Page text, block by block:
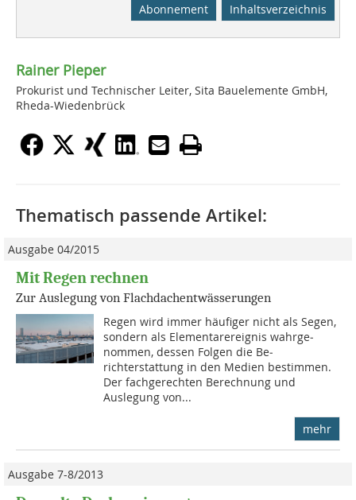
Abonnement Inhaltsverzeichnis
Rainer Pieper
Prokurist und Technischer Leiter, Sita Bauelemente GmbH,
Rheda-Wiedenbrück
Thematisch passende Artikel:
Ausgabe 04/2015
Mit Regen rechnen
Zur Auslegung von Flachdachentwässerungen
Regen wird immer häufiger nicht als Segen,
sondern als Elementarereignis wahrge­
nommen, dessen Folgen die Be­
richterstattung in den Medien bestimmen.
Der fachgerechten Berechnung und
Auslegung von...
mehr
Ausgabe 7-8/2013